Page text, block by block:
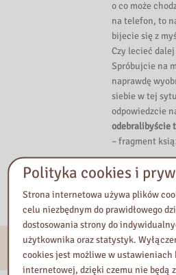
o co może
na telefon, to
bijecie się z
Czy lecieć
Spróbujcie na
naprawdę
siebie w tej
odpowiedzcie
odebralibyście
– fragment
Katalog
E-usługi
Polityka cookies i
Strona internetowa używa plików
celu niezbędnym do prawidłowego
dostosowania strony do
użytkownika oraz statystyk.
cookies jest możliwe w ustawieniach
internetowej, dzięki czemu nie będą